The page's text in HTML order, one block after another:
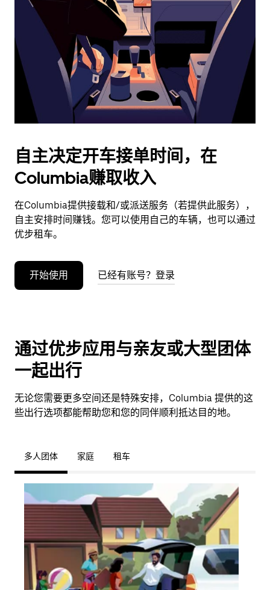
期。
按
退
闭
日
历。
自主决定开车接单时间，在
Columbia赚取收入
在Columbia提供接载和/或派送服务（若提供此服务），
自主安排时间赚钱。您可以使用自己的车辆，也可以通过
优步租车。
开始使用 已经有账号？登录
通过优步应用与亲友或大型团体
一起出行
无论您需要更多空间还是特殊安排，Columbia 提供的这
些出行选项都能帮助您和您的同伴顺利抵达目的地。
多人团体 家庭 租车